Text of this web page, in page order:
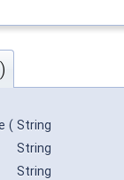
( String
String
String